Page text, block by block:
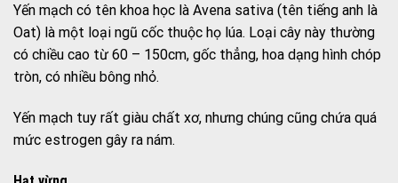
Yến mạch có tên khoa học là Avena sativa (tên tiếng anh là
Oat) là một loại ngũ cốc thuộc họ lúa. Loại cây này thường
có chiều cao từ 60 – 150cm, gốc thẳng, hoa dạng hình chóp
tròn, có nhiều bông nhỏ.
Yến mạch tuy rất giàu chất xơ, nhưng chúng cũng chứa quá
mức estrogen gây ra nám.